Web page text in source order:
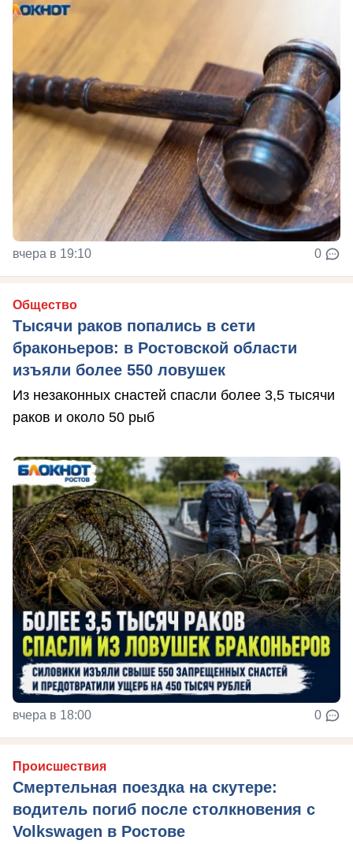
вчера в 19:10 0
Общество
Тысячи раков попались в сети
браконьеров: в Ростовской области
изъяли более 550 ловушек
Из незаконных снастей спасли более 3,5 тысячи
раков и около 50 рыб
вчера в 18:00 0
Происшествия
Смертельная поездка на скутере:
водитель погиб после столкновения с
Volkswagen в Ростове